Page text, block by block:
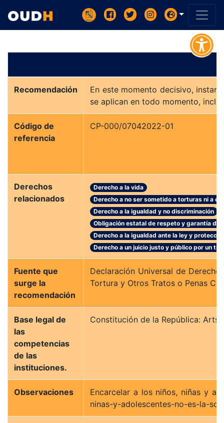
Recomendación
En este momento decisivo,
se aplican en todo momento,
Código de
referencia
CP-000/07042022-01
Derechos
relacionados
Derecho a la vida
Derecho a no ser sometido a torturas ni a
Derecho a la igualdad y no discriminación
Obligación estatal de respeto y garantía de
Derecho a la igualdad ante la ley y
Derecho a un juicio justo y público por un
Fuente que
surge la
recomendación
Declaración Universal de
Tortura y Otros Tratos o Penas
Base legal de
las
competencias
de las
instituciones.
Constitución de la República:
Observaciones
Encarcelar a los niños, niñas y
ninas-y-adolescentes-no-es-la-